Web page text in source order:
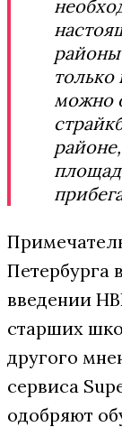
можно
Петербурга
введении
старших
другого
сервиса
одобряют